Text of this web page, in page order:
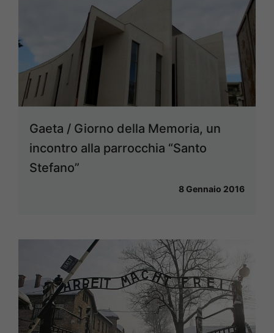
Gaeta / Giorno della Memoria, un
incontro alla parrocchia “Santo
Stefano”
8 Gennaio 2016